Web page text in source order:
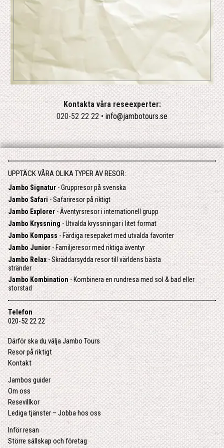
Kontakta våra reseexperter:
020-52 22 22 •info@jambotours.se
UPPTÄCK VÅRA OLIKA TYPER AV RESOR:
Jambo Signatur- Gruppresor på svenska
Jambo Safari- Safariresor på riktigt
Jambo Explorer- Äventyrsresor i internationell grupp
Jambo Kryssning- Utvalda kryssningar i litet format
Jambo Kompass- Färdiga resepaket med utvalda favoriter
Jambo Junior - Familjeresor med riktiga äventyr
Jambo Relax- Skräddarsydda resor till världens bästa
stränder
Jambo Kombination - Kombinera en rundresa med sol & bad eller
storstad
Telefon
020-52 22 22
Därför ska du välja Jambo Tours
Resor på riktigt
Kontakt
Jambos guider
Om oss
Resevillkor
Lediga tjänster – Jobba hos oss
Inför resan
Större sällskap och företag